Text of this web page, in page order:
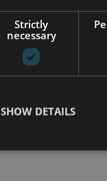
Strictly
necessary
SHOW DETAILS